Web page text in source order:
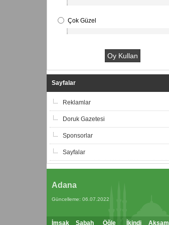
Çok Güzel
Sayfalar
Reklamlar
Doruk Gazetesi
Sponsorlar
Sayfalar
Adana
Güncelleme: 06.07.2022
İmsak Sabah Öğle İkindi Akşam